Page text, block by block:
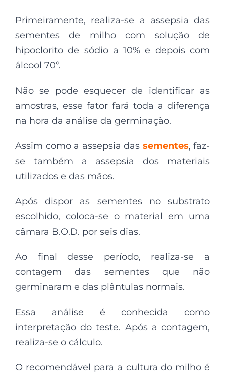
Primeiramente, realiza-se a assepsia das
sementes de milho com solução de
hipoclorito de sódio a 10% e depois com
álcool 70º.
Não se pode esquecer de identificar as
amostras, esse fator fará toda a diferença
na hora da análise da germinação.
Assim como a assepsia das sementes, faz-
se também a assepsia dos materiais
utilizados e das mãos.
Após dispor as sementes no substrato
escolhido, coloca-se o material em uma
câmara B.O.D. por seis dias.
Ao final desse período, realiza-se a
contagem das sementes que não
germinaram e das plântulas normais.
Essa análise é conhecida como
interpretação do teste. Após a contagem,
realiza-se o cálculo.
O recomendável para a cultura do milho é